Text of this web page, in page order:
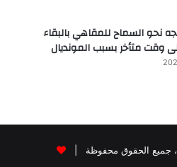
نحو السماح للمقاهي بالبقاء
وقت متأخر بسبب المونديال